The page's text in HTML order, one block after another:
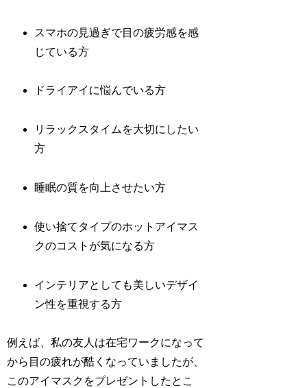
スマホの見過ぎで目の疲労感を感
じている方
ドライアイに悩んでいる方
リラックスタイムを大切にしたい
方
睡眠の質を向上させたい方
使い捨てタイプのホットアイマス
クのコストが気になる方
インテリアとしても美しいデザイ
ン性を重視する方
例えば、私の友人は在宅ワークになって
から目の疲れが酷くなっていましたが、
このアイマスクをプレゼントしたとこ